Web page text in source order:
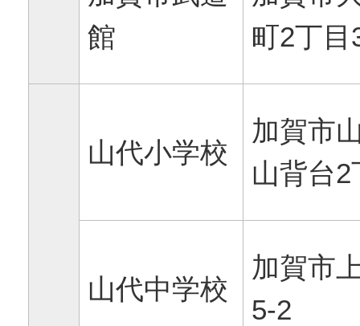
館
町2丁目
山代小学校
加賀市
山背台2
山代中学校
加賀市
5-2